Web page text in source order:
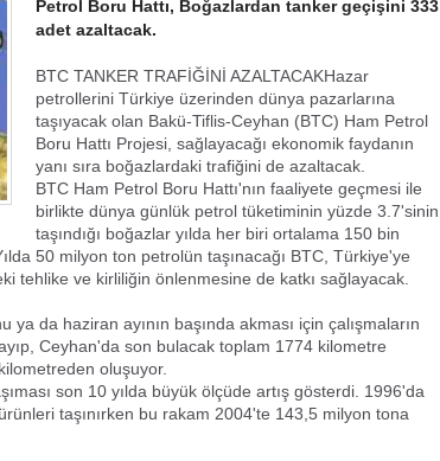
Petrol Boru Hattı, Boğazlardan tanker geçişini 333
adet azaltacak.
BTC TANKER TRAFİĞİNİ AZALTACAKHazar
petrollerini Türkiye üzerinden dünya pazarlarına
taşıyacak olan Bakü-Tiflis-Ceyhan (BTC) Ham Petrol
Boru Hattı Projesi, sağlayacağı ekonomik faydanın
yanı sıra boğazlardaki trafiğini de azaltacak.
BTC Ham Petrol Boru Hattı'nın faaliyete geçmesi ile
birlikte dünya günlük petrol tüketiminin yüzde 3.7'sinin
taşındığı boğazlar yılda her biri ortalama 150 bin
50 milyon ton petrolün taşınacağı BTC, Türkiye'ye
tehlike ve kirliliğin önlenmesine de katkı sağlayacak.
ya da haziran ayının başında akması için çalışmaların
Ceyhan'da son bulacak toplam 1774 kilometre
oluşuyor.
son 10 yılda büyük ölçüde artış gösterdi. 1996'da
taşınırken bu rakam 2004'te 143,5 milyon tona